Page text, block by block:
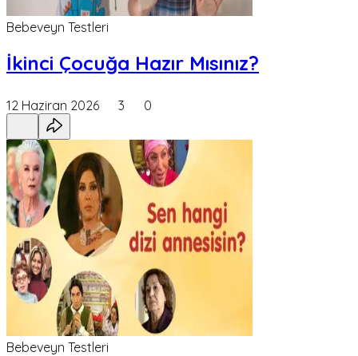
Bebeveyn Testleri
İkinci Çocuğa Hazır Mısınız?
12 Haziran 2026 3 0
Bebeveyn Testleri